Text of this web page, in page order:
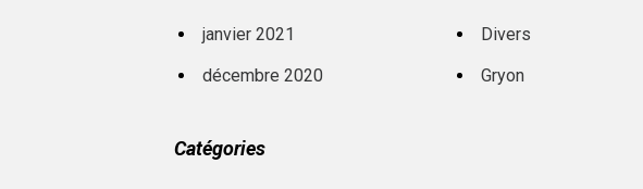
janvier 2021
décembre 2020
Divers
Gryon
Catégories